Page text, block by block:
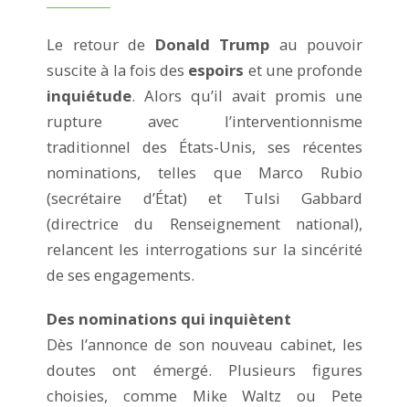
Le retour de Donald Trump au pouvoir
suscite à la fois des espoirs et une profonde
inquiétude. Alors qu’il avait promis une
rupture avec l’interventionnisme
traditionnel des États-Unis, ses récentes
nominations, telles que Marco Rubio
(secrétaire d’État) et Tulsi Gabbard
(directrice du Renseignement national),
relancent les interrogations sur la sincérité
de ses engagements.
Des nominations qui inquiètent
Dès l’annonce de son nouveau cabinet, les
doutes ont émergé. Plusieurs figures
choisies, comme Mike Waltz ou Pete